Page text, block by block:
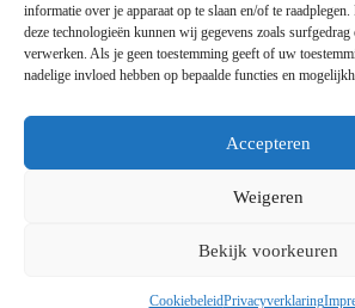
informatie over je apparaat op te slaan en/of te
deze technologieën kunnen wij gegevens zoals
verwerken. Als je geen toestemming geeft of uw
nadelige invloed hebben op bepaalde functies en
Accepteren
Weigeren
Bekijk voorkeuren
CookiebeleidPrivacyverklaring
Privacy
Privacy Policy
Disclaimer
Voorwaarden
WebSupreme|Privacy Statement